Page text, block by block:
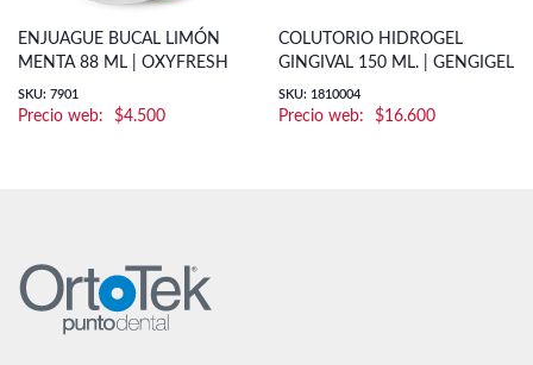
ENJUAGUE BUCAL LIMÓN
MENTA 88 ML | OXYFRESH
SKU: 7901
$4.500
COLUTORIO HIDROGEL
GINGIVAL 150 ML. | GENGIGEL
SKU: 1810004
$16.600